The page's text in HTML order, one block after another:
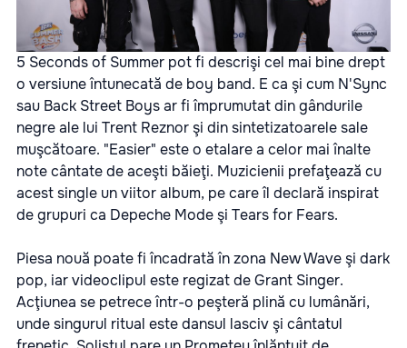
5 Seconds of Summer pot fi descrişi cel mai bine drept
o versiune întunecată de boy band. E ca şi cum N'Sync
sau Back Street Boys ar fi împrumutat din gândurile
negre ale lui Trent Reznor şi din sintetizatoarele sale
muşcătoare. "Easier" este o etalare a celor mai înalte
note cântate de aceşti băieţi. Muzicienii prefaţează cu
acest single un viitor album, pe care îl declară inspirat
de grupuri ca Depeche Mode şi Tears for Fears.
Piesa nouă poate fi încadrată în zona New Wave şi dark
pop, iar videoclipul este regizat de Grant Singer.
Acţiunea se petrece într-o peşteră plină cu lumânări,
unde singurul ritual este dansul lasciv şi cântatul